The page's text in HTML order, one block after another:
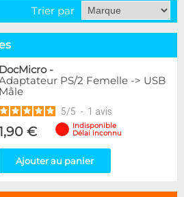
1
3
Trier par
DocMicro-
PS/2 Femelle -> USB
Mâle
5/5 - 1 avis
€
Indisponible
Délai inconnu
Ajouter au panier